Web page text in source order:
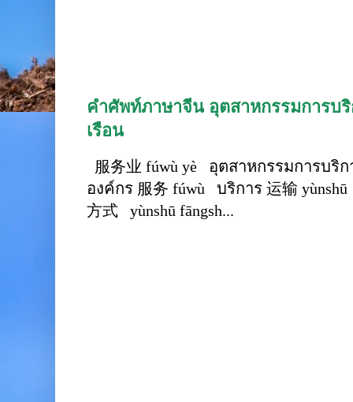
คำศัพท์ภาษาจีน อุตสาหกรรมการบ
เรือน
服务业 fúwù yè อุตสาหกรรมการบริ
องค์กร 服务 fúwù บริการ 运输
方式 yùnshū fāngsh...